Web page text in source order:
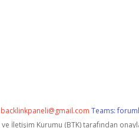
backlinkpaneli@gmail.com Teams:
ve İletişim Kurumu (BTK) tarafından